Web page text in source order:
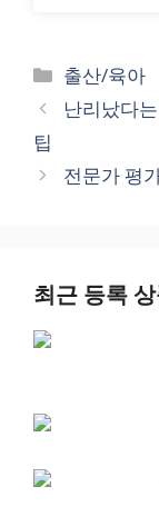
Categories
출산/육아
난리났다
팁
전문가 평
최근 등록